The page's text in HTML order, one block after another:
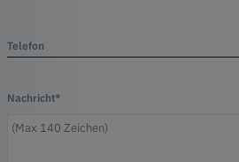
Telefon
Nachricht*